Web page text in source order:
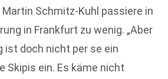
Schmitz-Kuhl passiere in
in Frankfurt zu wenig. „Aber
ist doch nicht per se ein
Skipis ein. Es käme nicht